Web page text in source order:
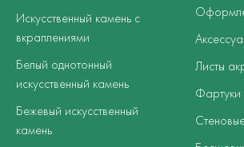
Искусственный камень с
вкраплениями
Белый однотонный
искусственный камень
Бежевый искусственный
камень
Листы
Фартуки